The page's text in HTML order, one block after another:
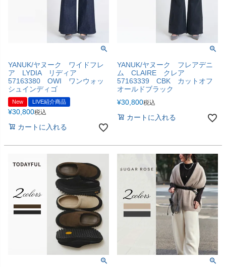
YANUK/ヤヌーク ワイドフレ
ア LYDIA リディア
57163380 OWI ワンウォッ
シュインディゴ
New LIVE紹介商品
¥30,800税込
カートに入れる
YANUK/ヤヌーク フレアデニ
ム CLAIRE クレア
57163339 CBK カットオフ
オールドブラック
¥30,800税込
カートに入れる